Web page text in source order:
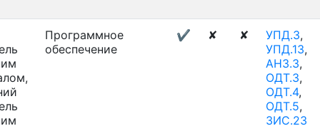
Программное
обеспечение
✔ ✘ ✘ УПД.3,
УПД.13,
АНЗ.3,
ОДТ.3,
ОДТ.4,
ОДТ.5,
ЗИС.23